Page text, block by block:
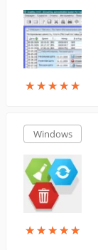
★★★★★
★★★★★
Windows
★★★★★
★★★★★